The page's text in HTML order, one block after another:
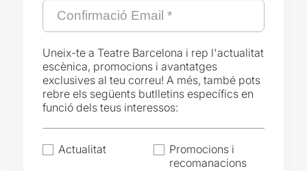
Uneix-te a Teatre Barcelona i rep l'actualitat
escènica, promocions i avantatges
exclusives al teu correu! A més, també pots
rebre els següents butlletins específics en
funció dels teus interessos:
Actualitat
Promocions i
recomanacions